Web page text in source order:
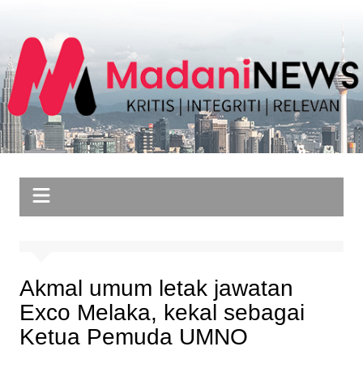
content
Akmal umum letak jawatan
Exco Melaka, kekal sebagai
Ketua Pemuda UMNO